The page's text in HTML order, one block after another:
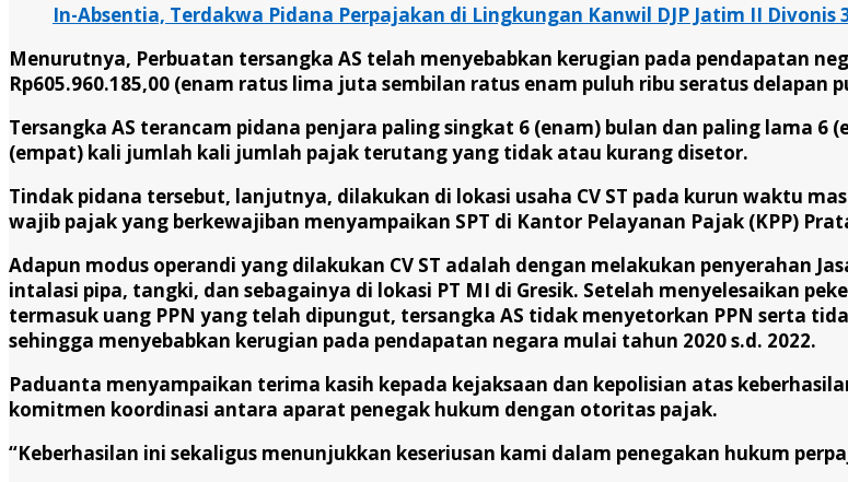
In-Absentia, Terdakwa Pidana Perpajakan di Lingkungan Kanwil DJP Jatim II Divonis
Menurutnya, Perbuatan tersangka AS telah menyebabkan kerugian pada pendapatan
Rp605.960.185,00 (enam ratus lima juta sembilan ratus enam puluh ribu seratus delapan
Tersangka AS terancam pidana penjara paling singkat 6 (enam) bulan dan paling lama
(empat) kali jumlah kali jumlah pajak terutang yang tidak atau kurang disetor.
Tindak pidana tersebut, lanjutnya, dilakukan di lokasi usaha CV ST pada kurun waktu
wajib pajak yang berkewajiban menyampaikan SPT di Kantor Pelayanan Pajak (KPP)
Adapun modus operandi yang dilakukan CV ST adalah dengan melakukan penyerahan
intalasi pipa, tangki, dan sebagainya di lokasi PT MI di Gresik. Setelah menyelesaikan
termasuk uang PPN yang telah dipungut, tersangka AS tidak menyetorkan PPN serta
sehingga menyebabkan kerugian pada pendapatan negara mulai tahun 2020 s.d. 2022.
Paduanta menyampaikan terima kasih kepada kejaksaan dan kepolisian atas
komitmen koordinasi antara aparat penegak hukum dengan otoritas pajak.
“Keberhasilan ini sekaligus menunjukkan keseriusan kami dalam penegakan hukum